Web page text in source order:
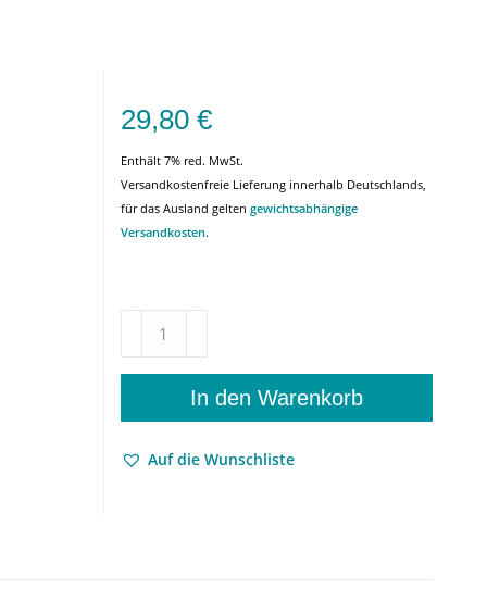
29,80 €
Enthält 7% red. MwSt.
Versandkostenfreie Lieferung innerhalb Deutschlands,
für das Ausland gelten gewichtsabhängige
Versandkosten.
Eranos
A
of
In den Warenkorb
Auf die Wunschliste